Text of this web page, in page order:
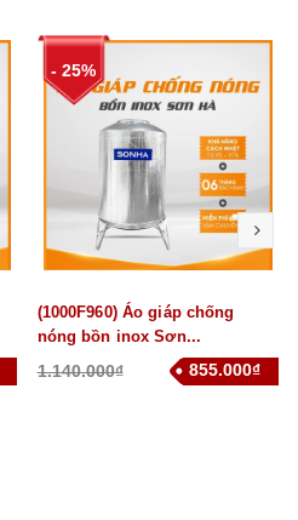
- 25%
(1000F960) Áo giáp chống
nóng bồn inox Sơn...
1.140.000₫ 855.000₫